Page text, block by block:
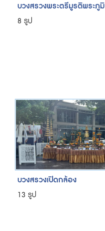
บวงสรวงพระตรีมูรติพระภูมิ
8 รูป
บวงสรวงเปิดกล้อง
13 รูป